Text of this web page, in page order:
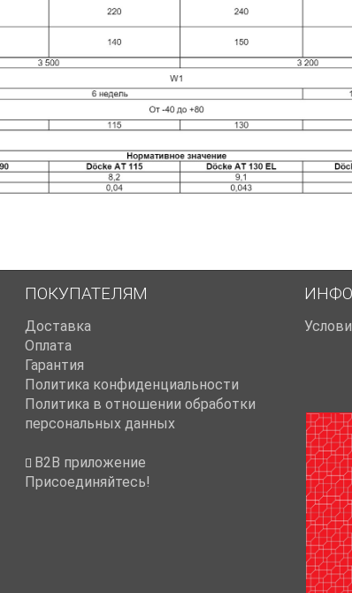
ПОКУПАТЕЛЯМ
Доставка
Оплата
Гарантия
Политика конфиденциальности
Политика в отношении обработки
персональных данных
B2B приложение
Присоединяйтесь!